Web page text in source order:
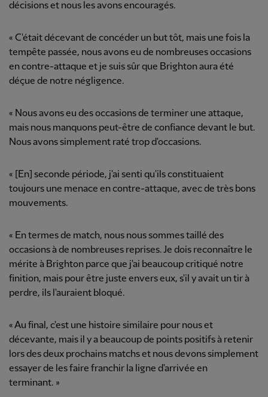
décisions et nous les avons encouragés.
« C'était décevant de concéder un but tôt, mais une fois la
tempête passée, nous avons eu de nombreuses occasions
en contre-attaque et je suis sûr que Brighton aura été
déçue de notre négligence.
« Nous avons eu des occasions de terminer une attaque,
mais nous manquons peut-être de confiance devant le but.
Nous avons simplement raté trop d'occasions.
« [En] seconde période, j'ai senti qu'ils constituaient
toujours une menace en contre-attaque, avec de très bons
mouvements.
« En termes de match, nous nous sommes taillé des
occasions à de nombreuses reprises. Je dois reconnaître le
mérite à Brighton parce que j'ai beaucoup critiqué notre
finition, mais pour être juste envers eux, s'il y avait un tir à
perdre, ils l'auraient bloqué.
« Au final, c'est une histoire similaire pour nous et
décevante, mais il y a beaucoup de points positifs à retenir
lors des deux prochains matchs et nous devons simplement
essayer de les faire franchir la ligne d'arrivée en
terminant. »